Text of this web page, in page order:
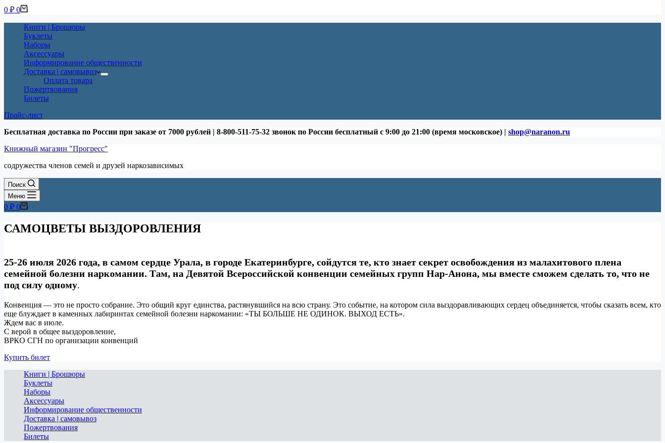
Корзина
0 ₽ 0
Книги | Брошюры
Буклеты
Наборы
Аксессуары
Информирование общественности
Доставка | самовывоз
Оплата товара
Пожертвования
Билеты
Прайс-лист
Бесплатная доставка по России при заказе от 7000 рублей | 8-800-511-75-32 звонок по России бесплатный с 9:00 до 21:00 (время московское) | shop@naranon.ru
Книжный магазин "Прогресс"
содружества членов семей и друзей наркозависимых
Поиск
Меню
Корзина
0 ₽ 0
САМОЦВЕТЫ ВЫЗДОРОВЛЕНИЯ
25-26 июля 2026 года, в самом сердце Урала, в городе Екатеринбурге, сойдутся те, кто знает секрет освобождения из малахитового плена
семейной болезни наркомании. Там, на Девятой Всероссийской конвенции семейных групп Нар-Анона, мы вместе сможем сделать то, что не
под силу одному.
Конвенция — это не просто собрание. Это общий круг единства, растянувшийся на всю страну. Это событие, на котором сила выздоравливающих сердец объединяется, чтобы сказать всем, кто
еще блуждает в каменных лабиринтах семейной болезни наркомании: «ТЫ БОЛЬШЕ НЕ ОДИНОК. ВЫХОД ЕСТЬ».
Ждем вас в июле.
С верой в общее выздоровление,
ВРКО СГН по организации конвенций
Купить билет
Книги | Брошюры
Буклеты
Наборы
Аксессуары
Информирование общественности
Доставка | самовывоз
Пожертвования
Билеты